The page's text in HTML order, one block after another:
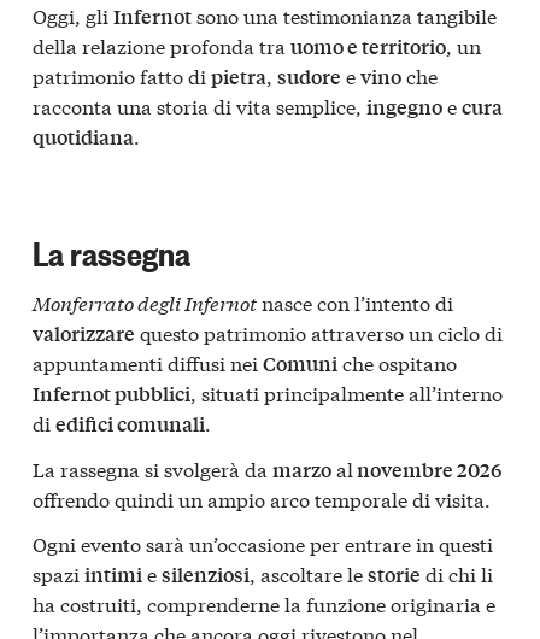
Oggi, gli Infernotsono una testimonianza tangibile
della relazione profonda tra uomo e territorio, un
patrimonio fatto di pietra, sudore evinoche
racconta una storia di vita semplice, ingegnoecura
quotidiana.
La rassegna
Monferrato degli Infernotnasce con l’intento di
valorizzare questo patrimonio attraverso un ciclo di
appuntamenti diffusi nei Comuniche ospitano
Infernot pubblici, situati principalmente all’interno
di edifici comunali.
La rassegna si svolgerà da marzoalnovembre 2026
offrendo quindi un ampio arco temporale di visita.
Ogni evento sarà un’occasione per entrare in questi
spazi intimiesilenziosi, ascoltare lestorie di chi li
ha costruiti, comprenderne la funzione originaria e